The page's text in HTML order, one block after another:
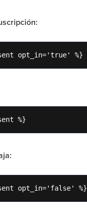
opt_in='true' %}
%}
opt_in='false' %}